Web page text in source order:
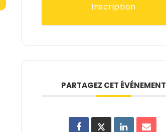
Inscription
PARTAGEZ CET ÉVÉNEMENT